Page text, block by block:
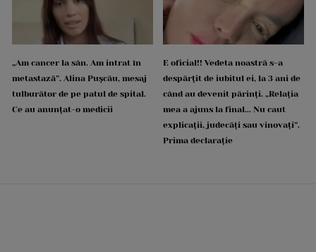
„Am cancer la sân. Am intrat în
metastază”. Alina Pușcău, mesaj
tulburător de pe patul de spital.
Ce au anunțat-o medicii
E oficial!! Vedeta noastră s-a
despărțit de iubitul ei, la 3 ani de
când au devenit părinți. „Relația
mea a ajuns la final... Nu caut
explicații, judecăți sau vinovați”.
Prima declarație